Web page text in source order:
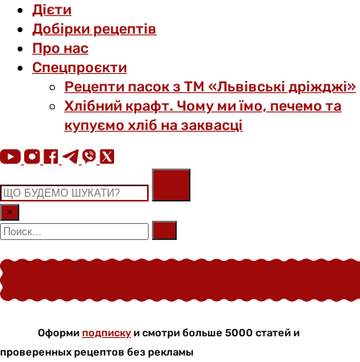
Дієти
Добірки рецептів
Про нас
Спецпроєкти
Рецепти пасок з ТМ «Львівські дріжджі»
Хлібний крафт. Чому ми їмо, печемо та
купуємо хліб на заквасці
×
Оформи подписку и смотри больше 5000 статей и
проверенных рецептов без рекламы